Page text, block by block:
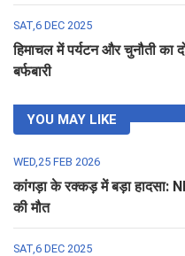
SAT,6 DEC 2025
हिमाचल में पर्यटन और चुनौती का
बर्फबारी
YOU MAY LIKE
WED,25 FEB 2026
कांगड़ा के रक्कड़ में बड़ा हादसा:
की मौत
SAT,6 DEC 2025